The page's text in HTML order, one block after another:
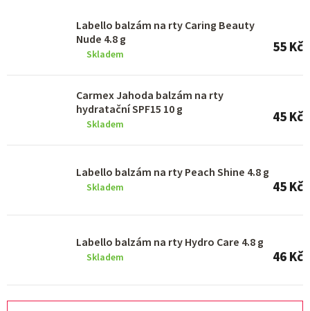
Labello balzám na rty Caring Beauty
Nude 4.8 g
Skladem 55 Kč
Carmex Jahoda balzám na rty
hydratační SPF15 10 g
Skladem 45 Kč
Labello balzám na rty Peach Shine 4.8 g
Skladem 45 Kč
Labello balzám na rty Hydro Care 4.8 g
Skladem 46 Kč
d